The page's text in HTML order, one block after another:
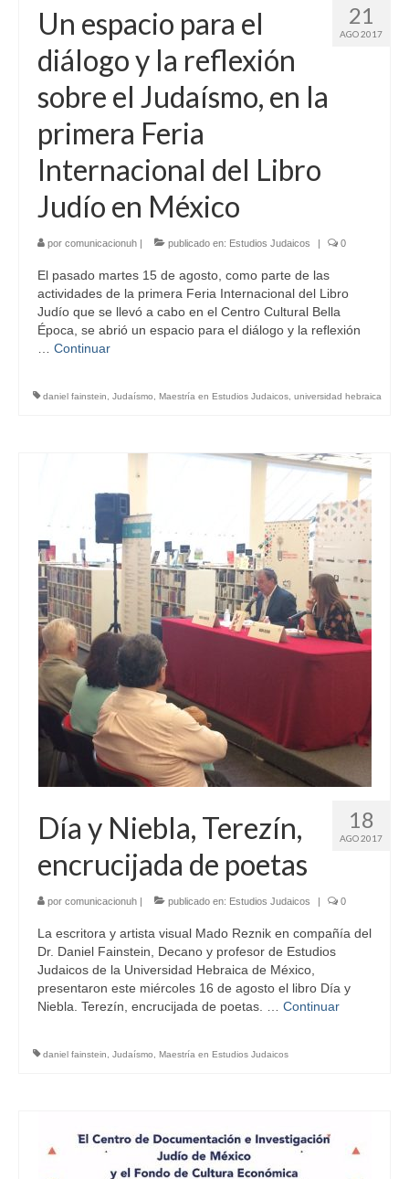
21
AGO 2017
Un espacio para el
diálogo y la reflexión
sobre el Judaísmo, en la
primera Feria
Internacional del Libro
Judío en México
por comunicacionuh | publicado en: Estudios Judaicos | 0
El pasado martes 15 de agosto, como parte de las
actividades de la primera Feria Internacional del Libro
Judío que se llevó a cabo en el Centro Cultural Bella
Época, se abrió un espacio para el diálogo y la reflexión
Continuar
daniel fainstein Judaísmo Maestría en Estudios Judaicos universidad hebraica
18
AGO 2017
Día y Niebla, Terezín,
encrucijada de poetas
por comunicacionuh | publicado en: Estudios Judaicos | 0
La escritora y artista visual Mado Reznik en compañía del
Dr. Daniel Fainstein, Decano y profesor de Estudios
Judaicos de la Universidad Hebraica de México,
presentaron este miércoles 16 de agosto el libro Día y
Niebla. Terezín, encrucijada de poetas. … Continuar
daniel fainstein Judaísmo Maestría en Estudios Judaicos